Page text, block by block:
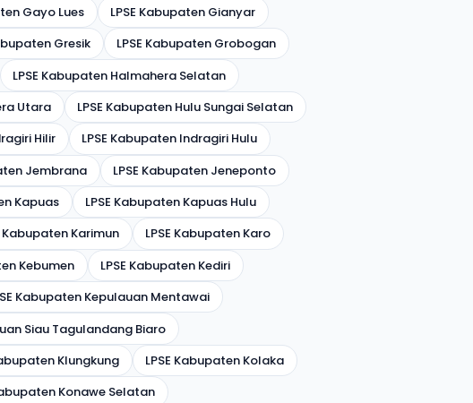
Gayo Lues
LPSE Kabupaten Gianyar
Gresik
LPSE Kabupaten Grobogan
LPSE Kabupaten Halmahera Selatan
Utara
LPSE Kabupaten Hulu Sungai Selatan
Hilir
LPSE Kabupaten Indragiri Hulu
Jembrana
LPSE Kabupaten Jeneponto
Kapuas
LPSE Kabupaten Kapuas Hulu
Kabupaten Karimun
LPSE Kabupaten Karo
Kebumen
LPSE Kabupaten Kediri
Kabupaten Kepulauan Mentawai
Siau Tagulandang Biaro
Klungkung
LPSE Kabupaten Kolaka
Konawe Selatan